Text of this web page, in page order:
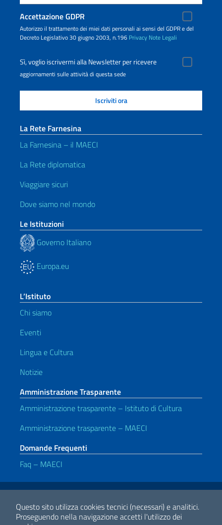
Questo sito utilizza cookies tecnici (necessari) e analitici.
Proseguendo nella navigazione accetti l'utilizzo dei
Accettazione GDPR
Autorizzo il trattamento dei miei dati personali ai sensi del GDPR e del
Decreto Legislativo 30 giugno 2003, n.196 Privacy Note Legali
Sì, voglio iscrivermi alla Newsletter per ricevere
aggiornamenti sulle attività di questa sede
La Rete Farnesina
La Farnesina – il MAECI
La Rete diplomatica
Viaggiare sicuri
Dove siamo nel mondo
Le Istituzioni
Governo Italiano
Europa.eu
L’Istituto
Chi siamo
Eventi
Lingua e Cultura
Notizie
Amministrazione Trasparente
Amministrazione trasparente – Istituto di Cultura
Amministrazione trasparente – MAECI
Domande Frequenti
Faq – MAECI
Link Utili